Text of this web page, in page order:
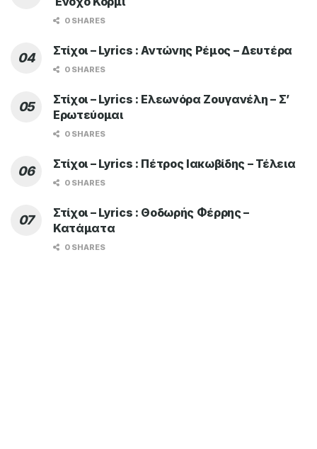
0 SHARES
Στίχοι – Lyrics : Αντώνης Ρέμος – Δευτέρα
0 SHARES
Στίχοι – Lyrics : Ελεωνόρα Ζουγανέλη – Σ’
Ερωτεύομαι
0 SHARES
Στίχοι – Lyrics : Πέτρος Ιακωβίδης – Τέλεια
0 SHARES
Στίχοι – Lyrics : Θοδωρής Φέρρης –
Κατάματα
0 SHARES